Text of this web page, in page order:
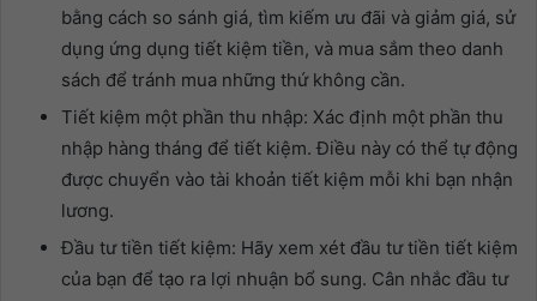
bằng cách so sánh giá, tìm kiếm ưu đãi và giảm giá, sử
dụng ứng dụng tiết kiệm tiền, và mua sắm theo danh
sách để tránh mua những thứ không cần.
Tiết kiệm một phần thu nhập: Xác định một phần thu
nhập hàng tháng để tiết kiệm. Điều này có thể tự động
được chuyển vào tài khoản tiết kiệm mỗi khi bạn nhận
lương.
Đầu tư tiền tiết kiệm: Hãy xem xét đầu tư tiền tiết kiệm
của bạn để tạo ra lợi nhuận bổ sung. Cân nhắc đầu tư